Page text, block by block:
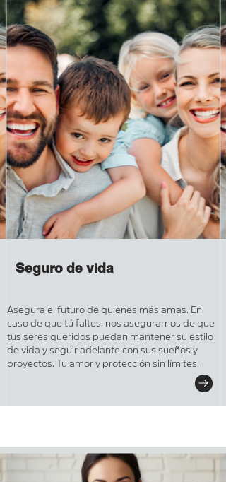
Seguro de vida
Asegura el futuro de quienes más amas. En
caso de que tú faltes, nos aseguramos de que
tus seres queridos puedan mantener su estilo
de vida y seguir adelante con sus sueños y
proyectos. Tu amor y protección sin límites.